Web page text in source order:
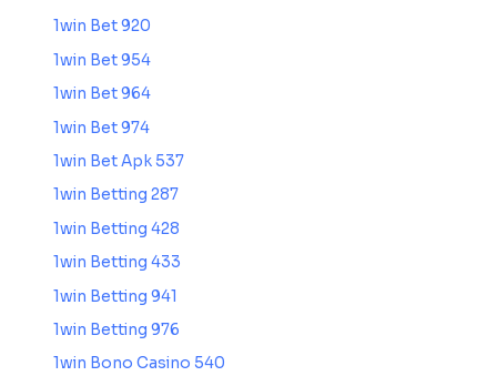
1win Bet 920
1win Bet 954
1win Bet 964
1win Bet 974
1win Bet Apk 537
1win Betting 287
1win Betting 428
1win Betting 433
1win Betting 941
1win Betting 976
1win Bono Casino 540